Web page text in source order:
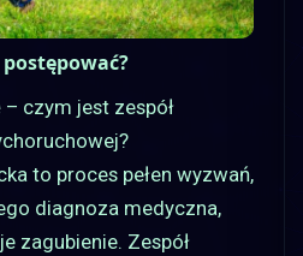
czym jest zespół
to proces pełen wyzwań,
diagnoza medyczna,
zagubienie. Zespół